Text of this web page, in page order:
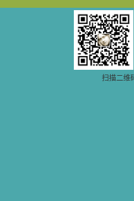
扫描二维